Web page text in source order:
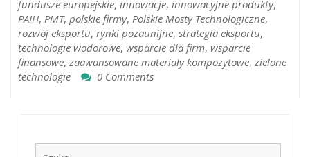
fundusze europejskie, innowacje, innowacyjne produkty,
PAIH, PMT, polskie firmy, Polskie Mosty Technologiczne,
rozwój eksportu, rynki pozaunijne, strategia eksportu,
technologie wodorowe, wsparcie dla firm, wsparcie
finansowe, zaawansowane materiały kompozytowe, zielone
technologie
0 Comments